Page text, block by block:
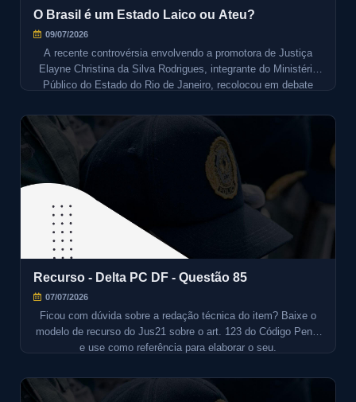
O Brasil é um Estado Laico ou Ateu?
09/07/2026
A recente controvérsia envolvendo a promotora de Justiça
Elayne Christina da Silva Rodrigues, integrante do Ministério
Público do Estado do Rio de Janeiro, recolocou em debate
afinal, o Estado brasileiro é laico ou ateu?
Recurso - Delta PC DF - Questão 85
07/07/2026
Ficou com dúvida sobre a redação técnica do item? Baixe o
modelo de recurso do Jus21 sobre o art. 123 do Código Penal
e use como referência para elaborar o seu.